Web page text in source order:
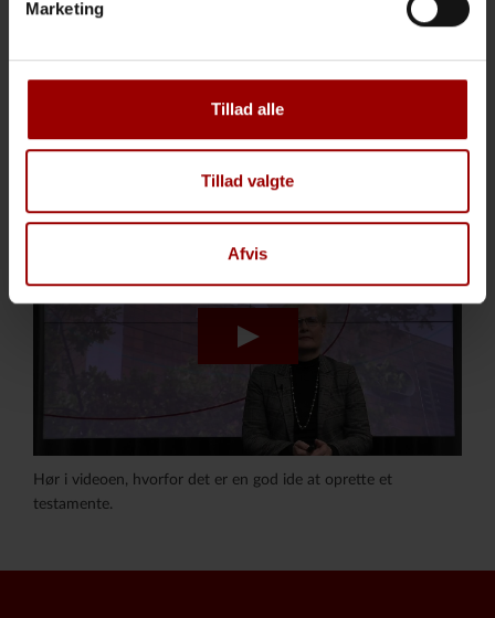
Marketing
Tillad alle
Tillad valgte
Afvis
så længe man ønsker.
separation/skilsmisse eller ved død. Du kan selv
vælge, hvilken type særeje arven skal være.
Hør i videoen, hvorfor det er en god ide at oprette et
testamente.